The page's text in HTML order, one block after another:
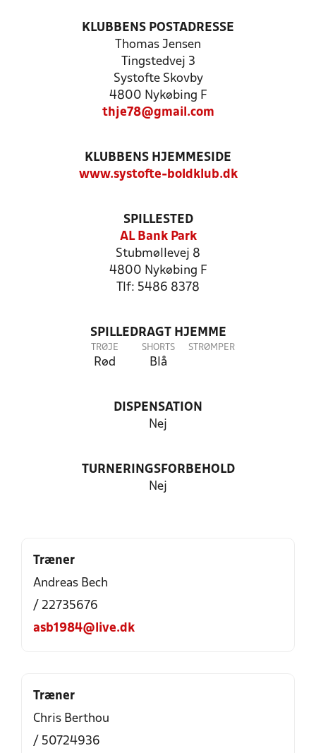
KLUBBENS POSTADRESSE
Thomas Jensen
Tingstedvej 3
Systofte Skovby
4800 Nykøbing F
thje78@gmail.com
KLUBBENS HJEMMESIDE
www.systofte-boldklub.dk
SPILLESTED
AL Bank Park
Stubmøllevej 8
4800 Nykøbing F
Tlf: 5486 8378
SPILLEDRAGT HJEMME
TRØJE
Rød
SHORTS
Blå
STRØMPER
DISPENSATION
Nej
TURNERINGSFORBEHOLD
Nej
Træner
Andreas Bech
/ 22735676
asb1984@live.dk
Træner
Chris Berthou
/ 50724936